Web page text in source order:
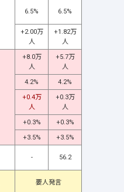
6.5% 6.5%
+2.00万
人
+1.82万
人
+8.0万
人
+5.7万
人
4.2% 4.2%
+0.4万
人
+0.3万
人
+0.3%
+0.3%
+3.5%
+3.5%
- 56.2
要人発言